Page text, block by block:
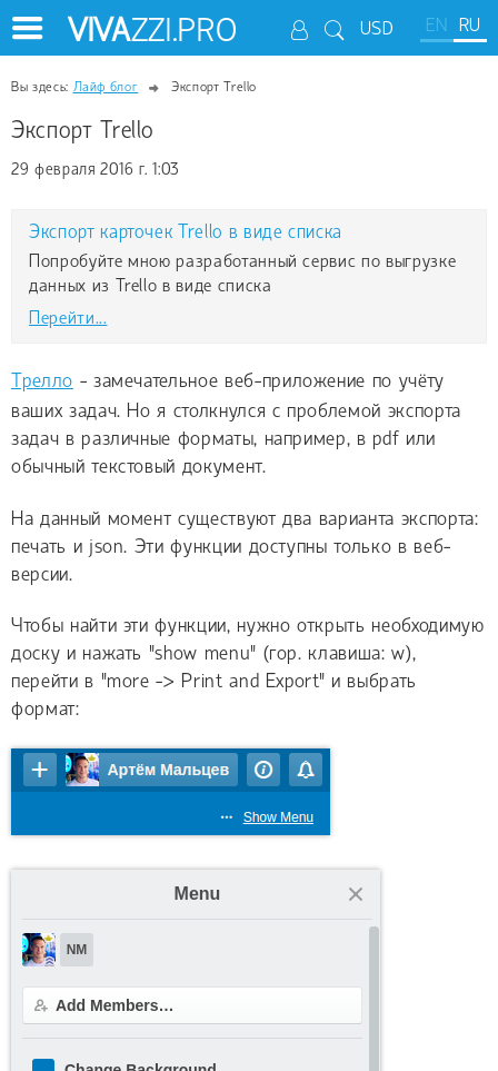
USD EN RU
VIVAZZI.PRO
Вы здесь: Лайф блог Экспорт Trello
Экспорт Trello
29 февраля 2016 г. 1:03
Экспорт карточек Trello в виде списка
Попробуйте мною разработанный сервис по выгрузке
данных из Trello в виде списка
Перейти...
Трелло - замечательное веб-приложение по учёту
ваших задач. Но я столкнулся с проблемой экспорта
задач в различные форматы, например, в pdf или
обычный текстовый документ.
На данный момент существуют два варианта экспорта:
печать и json. Эти функции доступны только в веб-
версии.
Чтобы найти эти функции, нужно открыть необходимую
доску и нажать "show menu" (гор. клавиша: w),
перейти в "more -> Print and Export" и выбрать
формат: